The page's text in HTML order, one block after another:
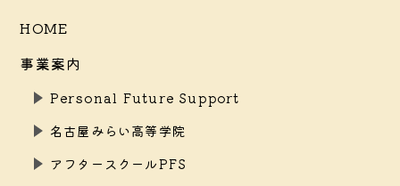
HOME
事業案内
Personal Future Support
名古屋みらい高等学院
アフタースクールPFS